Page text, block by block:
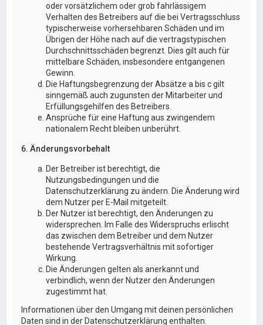
oder vorsätzlichem oder grob fahrlässigem
Verhalten des Betreibers auf die bei Vertragsschluss
typischerweise vorhersehbaren Schäden und im
Übrigen der Höhe nach auf die vertragstypischen
Durchschnittsschäden begrenzt. Dies gilt auch für
mittelbare Schäden, insbesondere entgangenen
Gewinn.
Die Haftungsbegrenzung der Absätze a bis c gilt
sinngemäß auch zugunsten der Mitarbeiter und
Erfüllungsgehilfen des Betreibers.
Ansprüche für eine Haftung aus zwingendem
nationalem Recht bleiben unberührt.
6. Änderungsvorbehalt
Der Betreiber ist berechtigt, die
Nutzungsbedingungen und die
Datenschutzerklärung zu ändern. Die Änderung wird
dem Nutzer per E-Mail mitgeteilt.
Der Nutzer ist berechtigt, den Änderungen zu
widersprechen. Im Falle des Widerspruchs erlischt
das zwischen dem Betreiber und dem Nutzer
bestehende Vertragsverhältnis mit sofortiger
Wirkung.
Die Änderungen gelten als anerkannt und
verbindlich, wenn der Nutzer den Änderungen
zugestimmt hat.
Informationen über den Umgang mit deinen persönlichen
Daten sind in der Datenschutzerklärung enthalten.